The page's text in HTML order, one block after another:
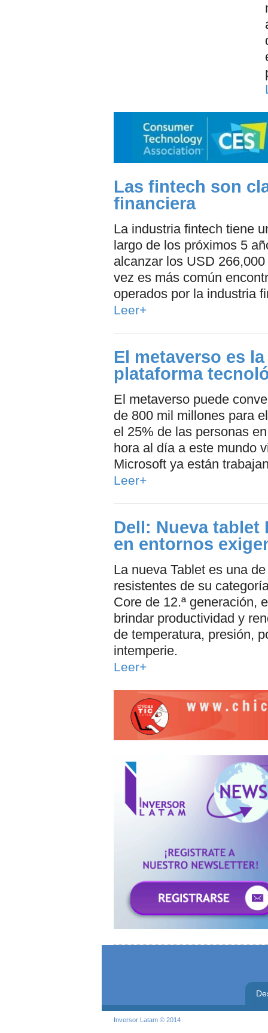
Las fintech son
financiera
La industria fintech tiene
largo de los próximos 5
alcanzar los USD
vez es más común
operados por la industria
Leer+
El metaverso es
plataforma
El metaverso puede
de 800 mil millones para
el 25% de las personas
hora al día a este mundo
Microsoft ya están
Leer+
Dell: Nueva tablet
en entornos
La nueva Tablet es una
resistentes de su
Core de 12.ª generación,
brindar productividad y
de temperatura, presión,
intemperie.
Leer+
Inversor Latam © 2014